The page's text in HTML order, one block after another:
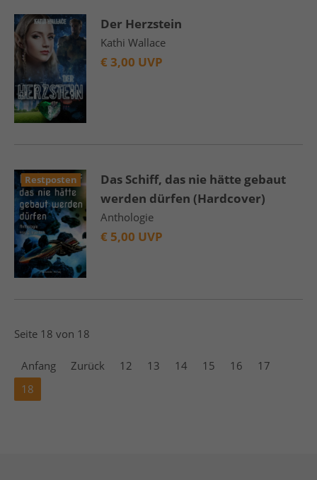
Der Herzstein
Kathi Wallace
€ 3,00 UVP
Restposten
Das Schiff, das nie hätte gebaut
werden dürfen (Hardcover)
Anthologie
€ 5,00 UVP
Seite 18 von 18
Anfang Zurück 12 13 14 15 16
17
18